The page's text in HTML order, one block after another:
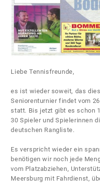
Liebe Tennisfreunde,
es ist wieder soweit, das
Seniorenturnier findet vom
statt. Bis jetzt gibt es schon
30 Spieler und Spielerinnen
deutschen Rangliste.
Es verspricht wieder ein
benötigen wir noch jede
vom Platzabziehen,
Meersburg mit Fahrdienst,